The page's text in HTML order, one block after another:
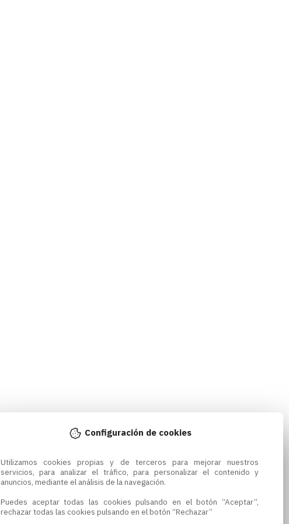
Configuración de cookies
Utilizamos cookies propias y de terceros para mejorar nuestros
servicios, para analizar el tráfico, para personalizar el contenido y
anuncios, mediante el análisis de la navegación.
Puedes aceptar todas las cookies pulsando en el botón “Aceptar”,
rechazar todas las cookies pulsando en el botón “Rechazar”